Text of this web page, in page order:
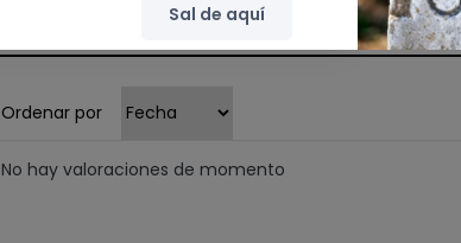
Ordenar por
No hay valoraciones de momento
Sal de aquí